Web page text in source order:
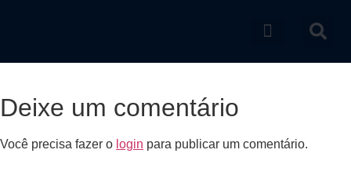
Deixe um comentário
Você precisa fazer o login para publicar um comentário.